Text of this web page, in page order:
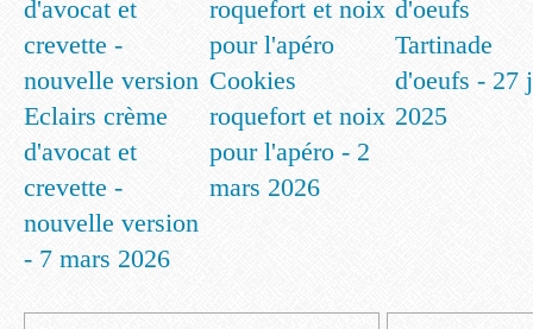
Eclairs crème
d'avocat et
crevette -
nouvelle version
- 7 mars 2026
Cookies
roquefort et noix
pour l'apéro - 2
mars 2026
Tartinade
d'oeufs - 27
2025